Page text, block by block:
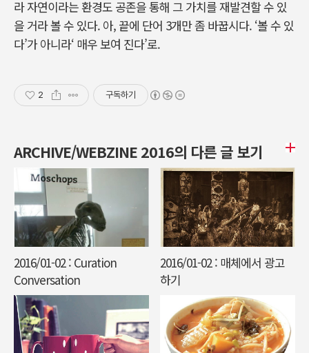
라 자연이라는 환경도 공존을 통해 그 가치를 재발견할 수 있
을 거라 볼 수 있다. 아, 끝에 단어 3개만 좀 바꿉시다. ‘볼 수 있
다’가 아니라‘ 매우 보여 진다’로.
2 구독하기
ARCHIVE/WEBZINE 2016의 다른 글 보기
2016/01-02 : Curation
Conversation
2016/01-02 : 매체에서 광고
하기